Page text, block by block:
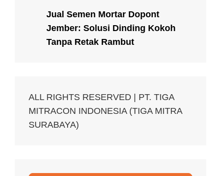
Jual Semen Mortar Dopont
Jember: Solusi Dinding Kokoh
Tanpa Retak Rambut
ALL RIGHTS RESERVED | PT. TIGA
MITRACON INDONESIA (TIGA MITRA
SURABAYA)